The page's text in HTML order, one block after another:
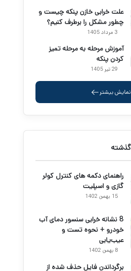
علت خرابی خازن پنکه چیست و
چطور مشکل را برطرف کنیم؟
3 مرداد 1405
آموزش مرحله به مرحله تمیز
کردن پنکه
29 تیر 1405
نمایش بیشتر
راهنمای دکمه های کنترل کولر
گازی و اسپلیت
15 بهمن 1402
8 نشانه خرابی سنسور دمای آب
خودرو + نحوه تست و
عیب‌یابی
8 بهمن 1402
برگرداندن فایل حذف شده از